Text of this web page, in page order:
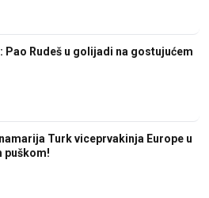
Pao Rudeš u golijadi na gostujućem
Turk viceprvakinja Europe u
puškom!